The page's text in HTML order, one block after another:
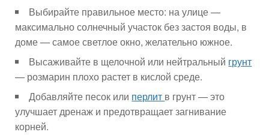
Выбирайте правильное место: на улице —
максимально солнечный участок без застоя воды, в
доме — самое светлое окно, желательно южное.
Высаживайте в щелочной или нейтральный грунт
— розмарин плохо растет в кислой среде.
Добавляйте песок или перлит в грунт — это
улучшает дренаж и предотвращает загнивание
корней.